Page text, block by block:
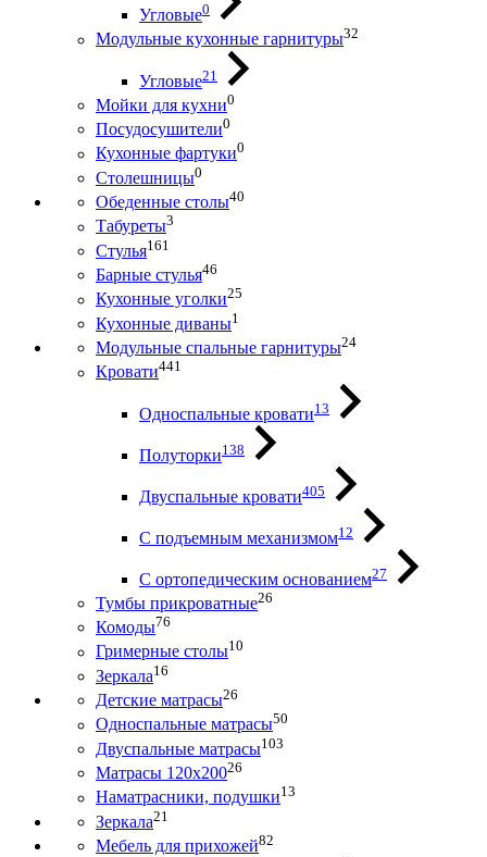
Угловые0
Модульные кухонные гарнитуры32
Угловые21
Мойки для кухни0
Посудосушители0
Кухонные фартуки0
Столешницы0
Обеденные столы40
Табуреты3
Стулья161
Барные стулья46
Кухонные уголки25
Кухонные диваны1
Модульные спальные гарнитуры24
Кровати441
Односпальные кровати13
Полуторки138
Двуспальные кровати405
С подъемным механизмом12
С ортопедическим основанием27
Тумбы прикроватные26
Комоды76
Гримерные столы10
Зеркала16
Детские матрасы26
Односпальные матрасы50
Двуспальные матрасы103
Матрасы 120х20026
Наматрасники, подушки13
Зеркала21
Мебель для прихожей82